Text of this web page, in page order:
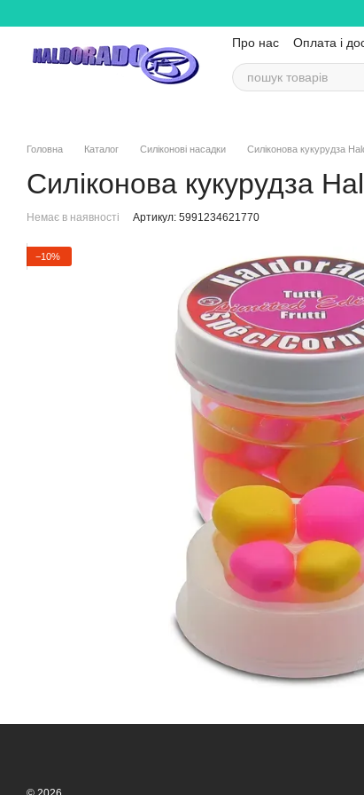
Про нас Оплата і
Головна Каталог Силіконові насадки Силіконова кукурудза
Силіконова кукурудза
Немає в наявності Артикул: 5991234621770
−10%